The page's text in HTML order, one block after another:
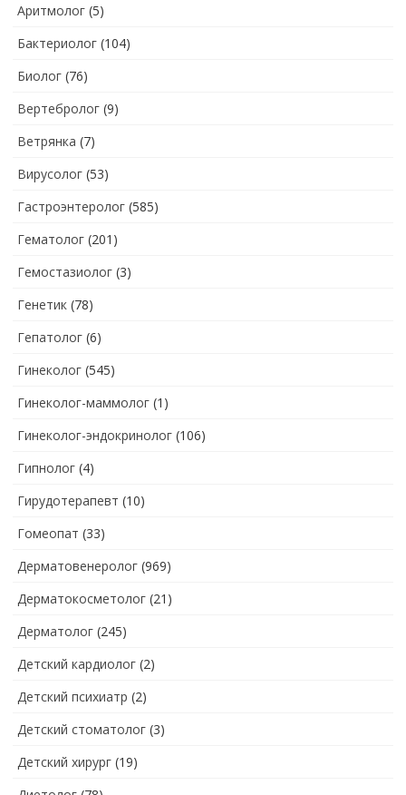
Аритмолог (5)
Бактериолог (104)
Биолог (76)
Вертебролог (9)
Ветрянка (7)
Вирусолог (53)
Гастроэнтеролог (585)
Гематолог (201)
Гемостазиолог (3)
Генетик (78)
Гепатолог (6)
Гинеколог (545)
Гинеколог-маммолог (1)
Гинеколог-эндокринолог (106)
Гипнолог (4)
Гирудотерапевт (10)
Гомеопат (33)
Дерматовенеролог (969)
Дерматокосметолог (21)
Дерматолог (245)
Детский кардиолог (2)
Детский психиатр (2)
Детский стоматолог (3)
Детский хирург (19)